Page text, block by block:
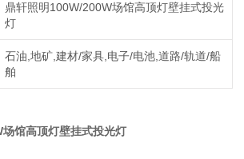
鼎轩照明100W/200W场馆高顶灯壁挂式投光
灯
石油,地矿,建材/家具,电子/电池,道路/轨道/船
舶
馆高顶灯壁挂式投光灯